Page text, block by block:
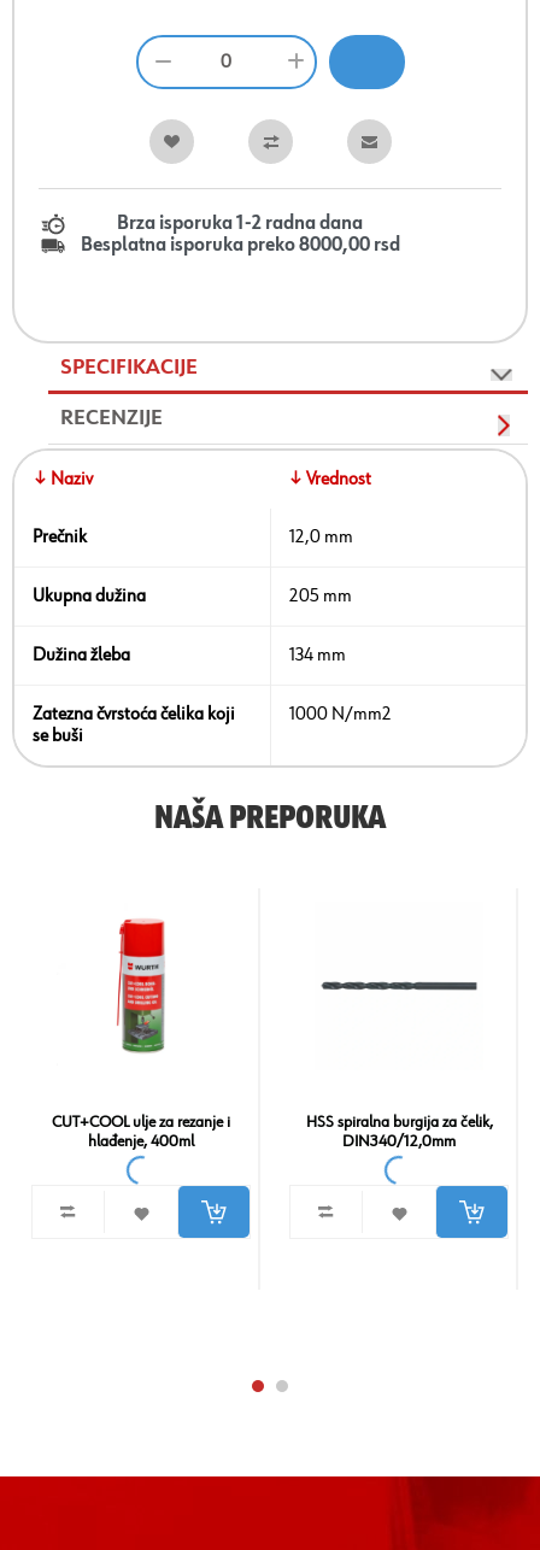
Brza isporuka 1-2 radna dana
Besplatna isporuka preko 8000,00 rsd
SPECIFIKACIJE
RECENZIJE
↓ Naziv ↓ Vrednost
Prečnik 12,0 mm
Ukupna dužina 205 mm
Dužina žleba 134 mm
Zatezna čvrstoća čelika koji
se buši
1000 N/mm2
NAŠA PREPORUKA
CUT+COOL ulje za rezanje i
hlađenje, 400ml
HSS spiralna burgija za čelik,
DIN340/12,0mm